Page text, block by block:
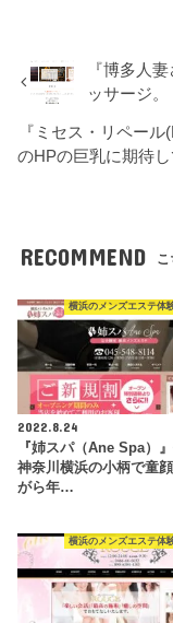
『博多人
ッサージ。
『ミセス・リペー
のHPの巨乳に期待
RECOMMEND こ
横浜のメンズエステ体
2022.8.24
『姉スパ（Ane Spa）』
神奈川横浜の小柄で童
がら年…
横浜のメンズエステ体